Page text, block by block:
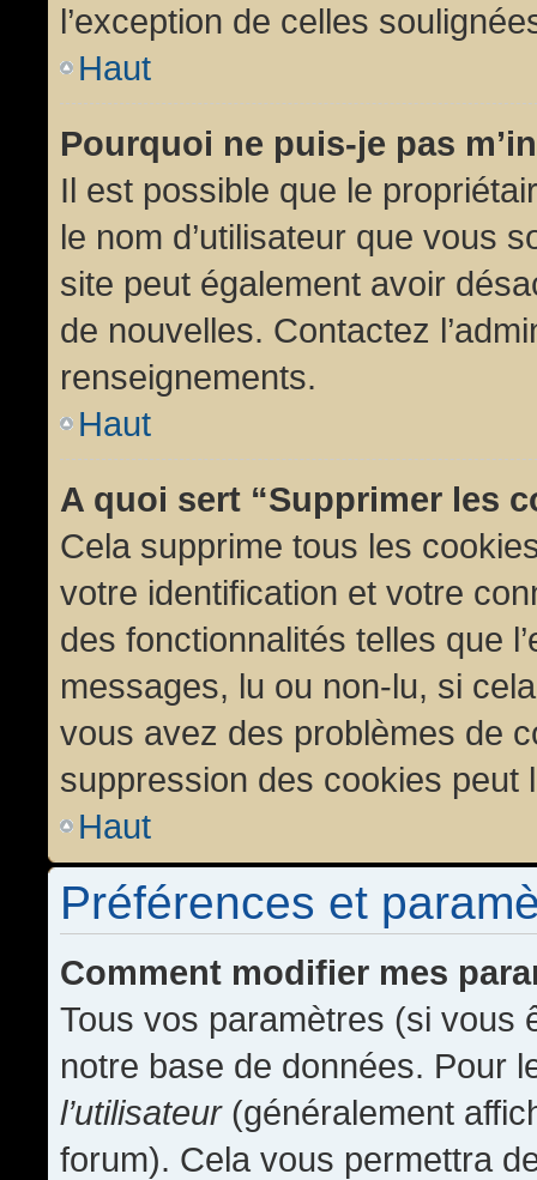
l’exception de celles
Haut
Pourquoi ne puis-je pas
Il est possible que le
le nom d’utilisateur que vous
site peut également avoir
de nouvelles. Contactez
renseignements.
Haut
A quoi sert “Supprimer les
Cela supprime tous les
votre identification et votre
des fonctionnalités telles que
messages, lu ou non-lu, si
vous avez des problèmes de
suppression des cookies peut
Haut
Préférences et
Comment modifier mes
Tous vos paramètres (si vous
notre base de données. Pour
l’utilisateur(généralement
forum). Cela vous permettra